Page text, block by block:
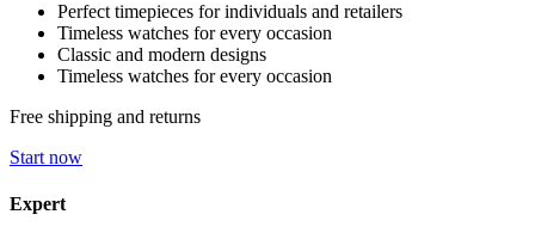
Perfect timepieces for individuals and retailers
Timeless watches for every occasion
Classic and modern designs
Timeless watches for every occasion
Free shipping and returns
Start now
Expert